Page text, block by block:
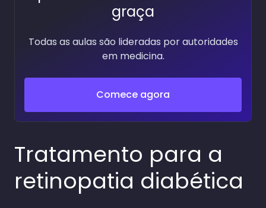
graça
Todas as aulas são lideradas por autoridades
em medicina.
Comece agora
Tratamento para a
retinopatia diabética